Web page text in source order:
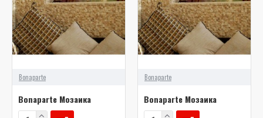
Bonaparte
Bonaparte Мозаика
Bonaparte
Bonaparte Мозаика